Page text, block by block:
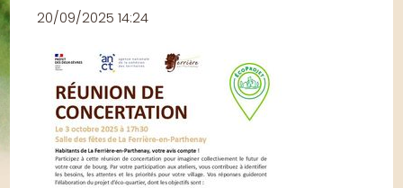
20/09/2025 14:24